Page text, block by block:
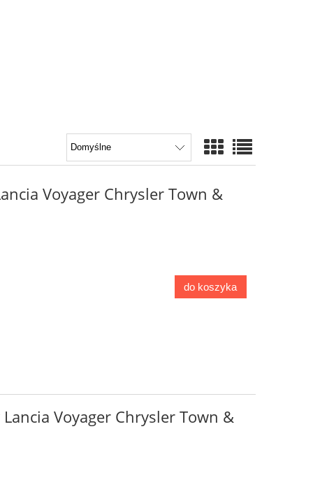
Voyager Chrysler Town &
do koszyka
Voyager Chrysler Town &